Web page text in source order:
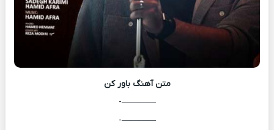
متن آهنگ باور کن
————-
————-